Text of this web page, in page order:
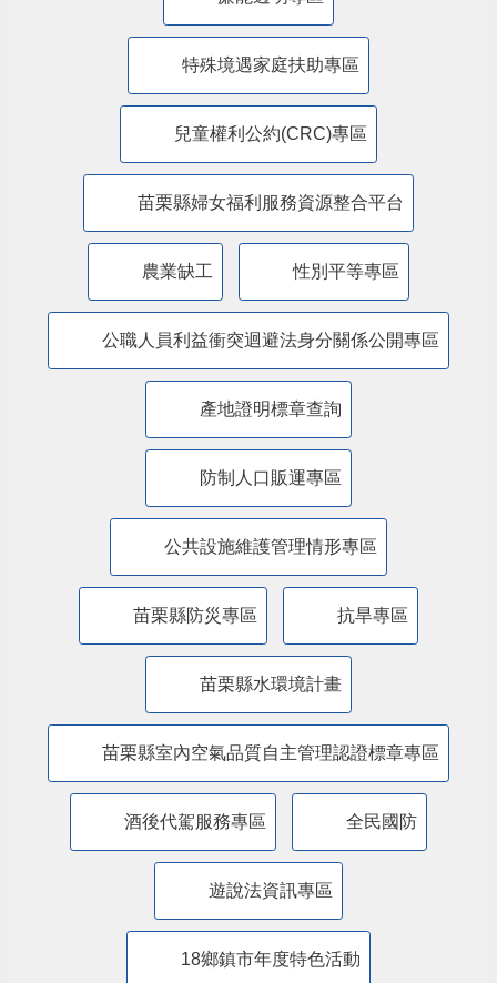
廉能透明專區
特殊境遇家庭扶助專區
兒童權利公約(CRC)專區
苗栗縣婦女福利服務資源整合平台
農業缺工 性別平等專區
公職人員利益衝突迴避法身分關係公開專區
產地證明標章查詢
防制人口販運專區
​公共設施維護管理情形專區
苗栗縣防災專區 抗旱專區
苗栗縣水環境計畫
苗栗縣室內空氣品質自主管理認證標章專區
酒後代駕服務專區
遊說法資訊專區